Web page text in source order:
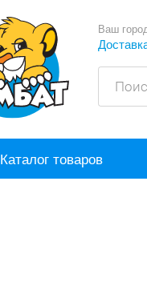
Ваш
Каталог товаров